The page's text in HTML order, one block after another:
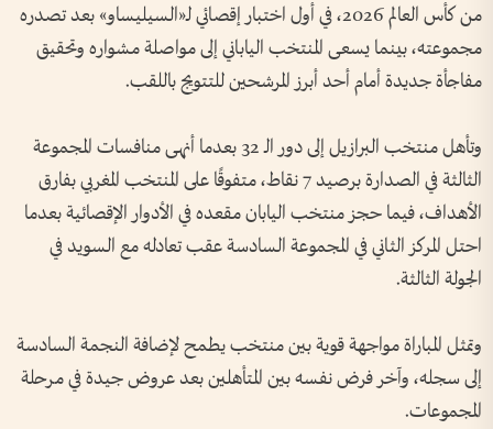
من كأس العالم 2026، في أول اختبار إقصائي لـ«السيليساو» بعد تصدره
مجموعته، بينما يسعى المنتخب الياباني إلى مواصلة مشواره وتحقيق
مفاجأة جديدة أمام أحد أبرز المرشحين للتتويج باللقب.
وتأهل منتخب البرازيل إلى دور الـ 32 بعدما أنهى منافسات المجموعة
الثالثة في الصدارة برصيد 7 نقاط، متفوقًا على المنتخب المغربي بفارق
الأهداف، فيما حجز منتخب اليابان مقعده في الأدوار الإقصائية بعدما
احتل المركز الثاني في المجموعة السادسة عقب تعادله مع السويد في
الجولة الثالثة.
وتمثل المباراة مواجهة قوية بين منتخب يطمح لإضافة النجمة السادسة
إلى سجله، وآخر فرض نفسه بين المتأهلين بعد عروض جيدة في مرحلة
المجموعات.